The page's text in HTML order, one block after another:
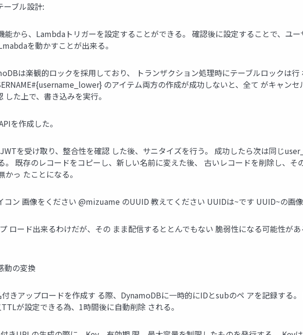
ブル設計:
から、Lambdaトリガーを設定することができる。 確認後に設定することで、ユ
を動かすことが出来る。
は楽観的ロックを採用しており、 トランザクション処理時にテーブルロックは行
のアイテム両方の作成が成功しないと、全て がキャンセ
た上で、書き込みを実行。
を作成した。
を受け取り、整合性を確認 した後、サニタイズを行う。 成功したら次は同じ
既存のレコードをコピーし、新しい名前に変えた後、 古いレコードを削除し、そ
っ たことになる。
ン 画像をください @mizuame のUUID 教えてください UUIDは~です UUID~の画
ロード出来るわけだが、その まま配信するととんでもない 脆弱性になる可能性が
動の変換
きアップロードを作成す る際、DynamoDBに一時的にIDとsubのペ アを記録する
が設定できる為、1時間後に自動削除 される。